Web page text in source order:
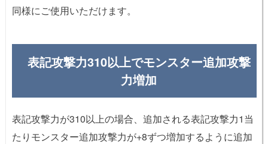
同様にご使用いただけます。
表記攻撃力310以上でモンスター追加攻撃
力増加
表記攻撃力が310以上の場合、追加される表記攻撃力1当
たりモンスター追加攻撃力が+8ずつ増加するように追加